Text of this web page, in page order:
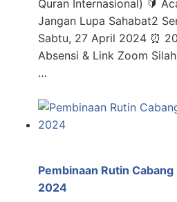
Quran Internasional) 🔰
Jangan Lupa Sahabat2
Sabtu, 27 April 2024 ⏰
Absensi & Link Zoom
…
Pembinaan Rutin Cabang
2024